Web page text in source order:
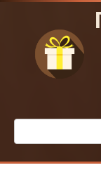
Перейти
контенту
Поиск: